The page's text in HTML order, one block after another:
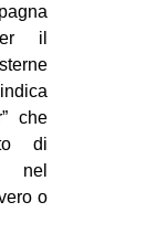
il
che
di
nel
o